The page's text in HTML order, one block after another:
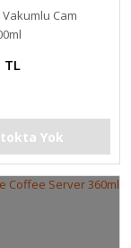
Cam
TL
Yok